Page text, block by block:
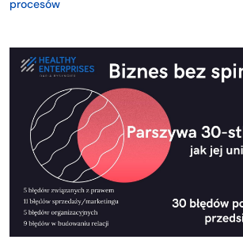
procesów